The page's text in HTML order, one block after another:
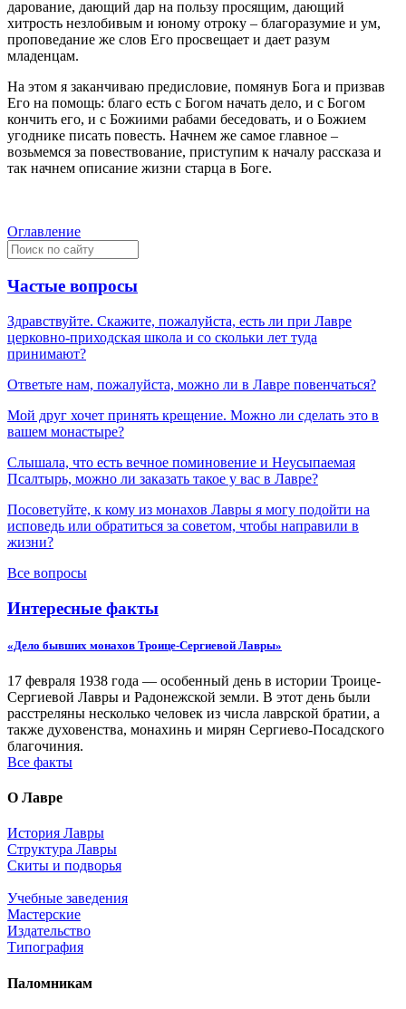
дарование, дающий дар на пользу просящим, дающий
хитрость незлобивым и юному отроку – благоразумие и ум,
проповедание же слов Его просвещает и дает разум
младенцам.
На этом я заканчиваю предисловие, помянув Бога и призвав
Его на помощь: благо есть с Богом начать дело, и с Богом
кончить его, и с Божиими рабами беседовать, и о Божием
угоднике писать повесть. Начнем же самое главное –
возьмемся за повествование, приступим к началу рассказа и
так начнем описание жизни старца в Боге.
Оглавление
Частые вопросы
Здравствуйте. Скажите, пожалуйста, есть ли при Лавре
церковно-приходская школа и со скольки лет туда
принимают?
Ответьте нам, пожалуйста, можно ли в Лавре повенчаться?
Мой друг хочет принять крещение. Можно ли сделать это в
вашем монастыре?
Слышала, что есть вечное поминовение и Неусыпаемая
Псалтырь, можно ли заказать такое у вас в Лавре?
Посоветуйте, к кому из монахов Лавры я могу подойти на
исповедь или обратиться за советом, чтобы направили в
жизни?
Все вопросы
Интересные факты
«Дело бывших монахов Троице-Сергиевой Лавры»
17 февраля 1938 года — особенный день в истории Троице-
Сергиевой Лавры и Радонежской земли. В этот день были
расстреляны несколько человек из числа лаврской братии, а
также духовенства, монахинь и мирян Сергиево-Посадского
благочиния.
Все факты
О Лавре
История Лавры
Структура Лавры
Скиты и подворья
Учебные заведения
Мастерские
Издательство
Типография
Паломникам